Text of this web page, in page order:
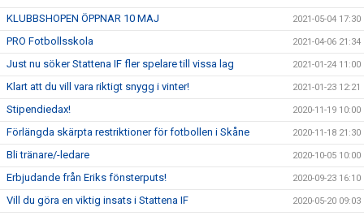
KLUBBSHOPEN ÖPPNAR 10 MAJ 2021-05-04 17:30
PRO Fotbollsskola 2021-04-06 21:34
Just nu söker Stattena IF fler spelare till vissa lag 2021-01-24 11:00
Klart att du vill vara riktigt snygg i vinter! 2021-01-23 12:21
Stipendiedax! 2020-11-19 10:00
Förlängda skärpta restriktioner för fotbollen i Skåne 2020-11-18 21:30
Bli tränare/-ledare 2020-10-05 10:00
Erbjudande från Eriks fönsterputs! 2020-09-23 16:10
Vill du göra en viktig insats i Stattena IF 2020-05-20 09:03